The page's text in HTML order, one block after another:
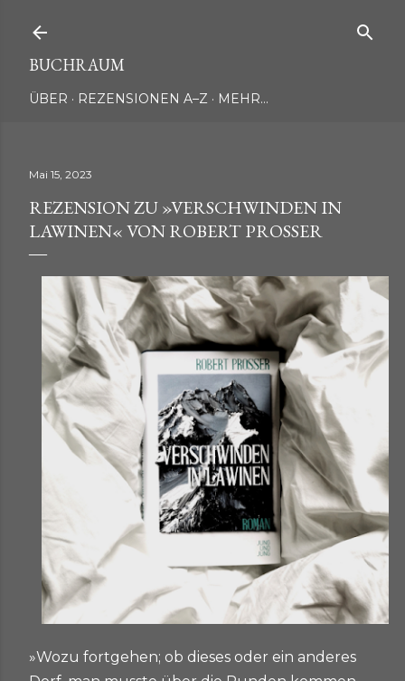
BUCHRAUM
ÜBER REZENSIONEN A–Z MEHR…
Mai 15, 2023
REZENSION ZU »VERSCHWINDEN IN
LAWINEN« VON ROBERT PROSSER
»Wozu fortgehen; ob dieses oder ein anderes